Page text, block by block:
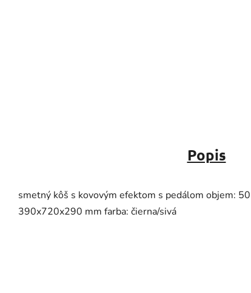
Popis
smetný kôš s kovovým efektom s pedálom objem:
390x720x290 mm farba: čierna/sivá